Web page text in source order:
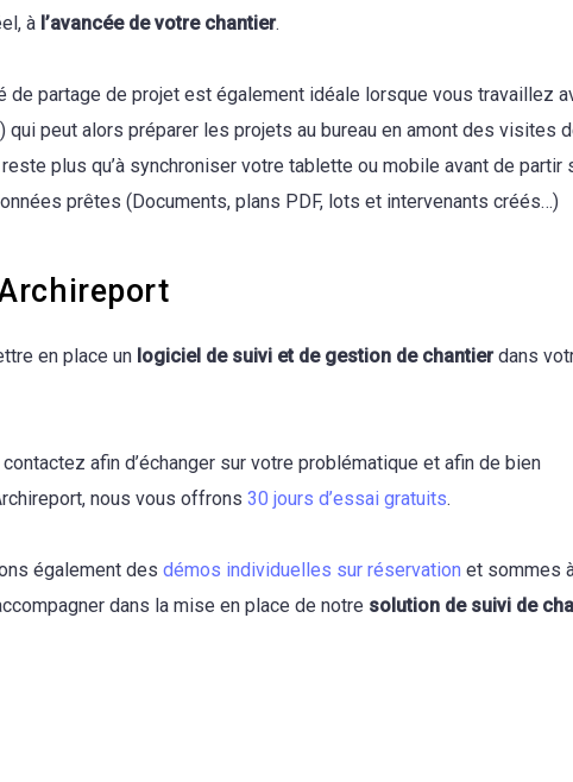
à l’avancée de votre chantier.
de partage de projet est également idéale lorsque vous travaillez
qui peut alors préparer les projets au bureau en amont des visites
plus qu’à synchroniser votre tablette ou mobile avant de partir
prêtes (Documents, plans PDF, lots et intervenants créés…)
en place un logiciel de suivi et de gestion de chantierdans
afin d’échanger sur votre problématique et afin de bien
nous vous offrons 30 jours d’essai gratuits.
également des démos individuelles sur réservation et sommes
dans la mise en place de notre solution de suivi de